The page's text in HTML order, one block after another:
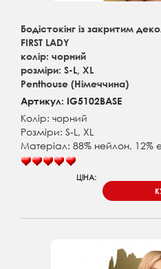
Бодістокінг із закритим
FIRST LADY
колір: чорний
розміри: S-L, XL
Penthouse (Німеччина)
Артикул: IG5102BASE
Колір: чорний
Розміри: S-L, XL
Матеріал: 88% нейлон, 12%
ЦІНА: